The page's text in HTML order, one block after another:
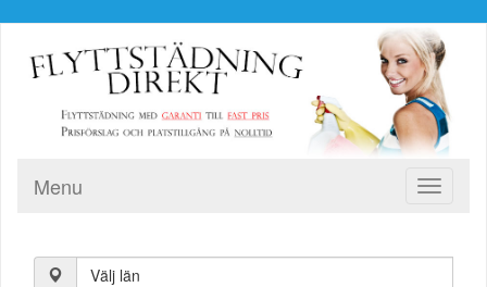
Toggle
Menu
Välj län